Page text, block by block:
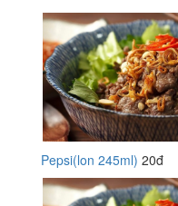
Pepsi(lon 245ml) 20đ